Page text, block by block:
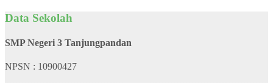
Data Sekolah
SMP Negeri 3 Tanjungpandan
NPSN : 10900427